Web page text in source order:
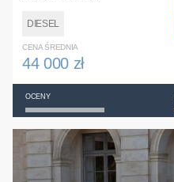
DIESEL
CENA ŚREDNIA
44 000 zł
OCENY